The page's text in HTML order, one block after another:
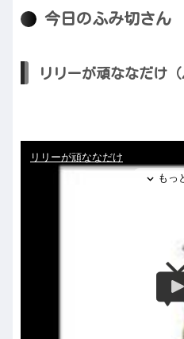
今日のふみ切さん
リリーが頑ななだけ